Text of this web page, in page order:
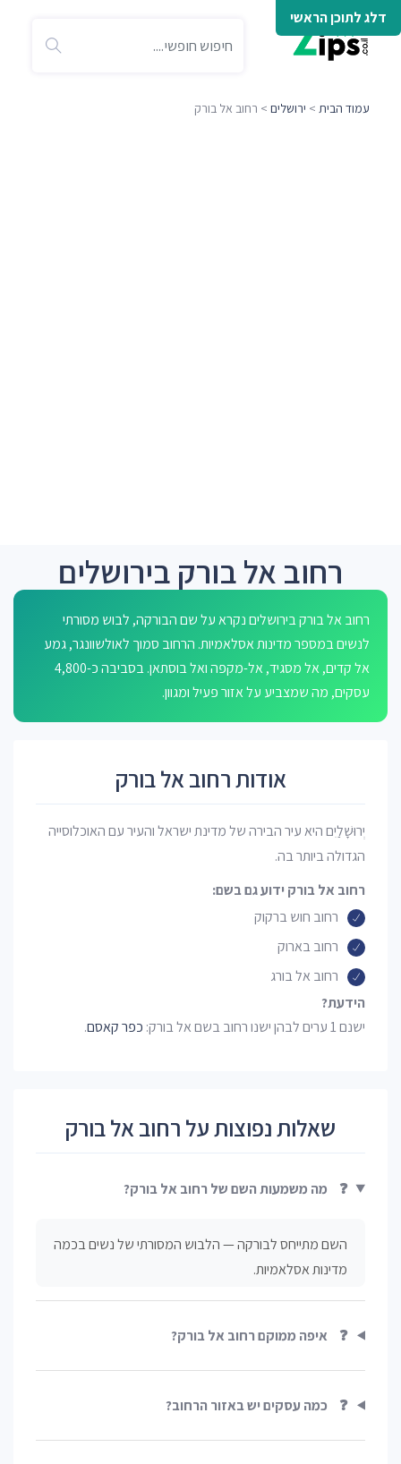
דלג לתוכן הראשי
עמוד הבית > ירושלים > רחוב אל בורק
רחוב אל בורק בירושלים
רחוב אל בורק בירושלים נקרא על שם הבורקה, לבוש מסורתי
לנשים במספר מדינות אסלאמיות. הרחוב סמוך לאולשוונגר, גמע
אל קדים, אל מסגיד, אל-מקפה ואל בוסתאן. בסביבה כ-4,800
עסקים, מה שמצביע על אזור פעיל ומגוון.
אודות רחוב אל בורק
יְרוּשָׁלַיִם היא עיר הבירה של מדינת ישראל והעיר עם האוכלוסייה
הגדולה ביותר בה.
רחוב אל בורק ידוע גם בשם:
רחוב חוש ברקוק
רחוב בארוק
רחוב אל בורג
הידעת?
ישנם 1 ערים לבהן ישנו רחוב בשם אל בורק:
כפר קאסם.
שאלות נפוצות על רחוב אל בורק
❓ מה משמעות השם של רחוב אל בורק?
השם מתייחס לבורקה — הלבוש המסורתי של נשים בכמה
מדינות אסלאמיות.
❓ איפה ממוקם רחוב אל בורק?
❓ כמה עסקים יש באזור הרחוב?